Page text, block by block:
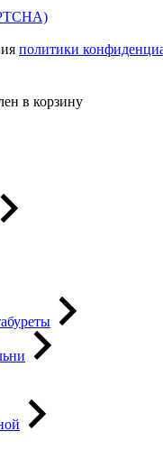
политики
в корзину